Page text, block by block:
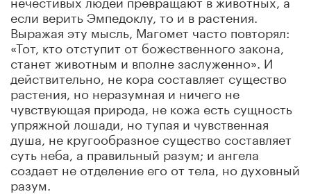
если верить Эмпедоклу, то и в растения.
Выражая эту мысль, Магомет часто повторял:
«Тот, кто отступит от божественного закона,
станет животным и вполне заслуженно». И
действительно, не кора составляет существо
растения, но неразумная и ничего не
чувствующая природа, не кожа есть сущность
упряжной лошади, но тупая и чувственная
душа, не кругообразное существо составляет
суть неба, а правильный разум; и ангела
создает не отделение его от тела, но духовный
разум.